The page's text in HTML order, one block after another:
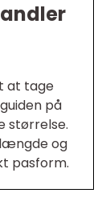
at tage
på
størrelse.
og
pasform.